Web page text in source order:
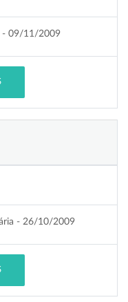
- 09/11/2009
- 26/10/2009